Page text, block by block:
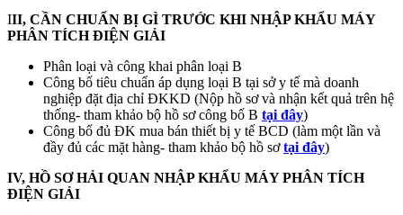
III, CẦN CHUẨN BỊ GÌ TRƯỚC KHI NHẬP KHẨU MÁY
PHÂN TÍCH ĐIỆN GIẢI
Phân loại và công khai phân loại B
Công bố tiêu chuẩn áp dụng loại B tại sở y tế mà doanh
nghiệp đặt địa chỉ ĐKKD (Nộp hồ sơ và nhận kết quả trên hệ
thống- tham khảo bộ hồ sơ công bố B tại đây)
Công bố đủ ĐK mua bán thiết bị y tế BCD (làm một lần và
đầy đủ các mặt hàng- tham khảo bộ hồ sơtại đây)
IV, HỒ SƠ HẢI QUAN NHẬP KHẨU MÁY PHÂN TÍCH
ĐIỆN GIẢI